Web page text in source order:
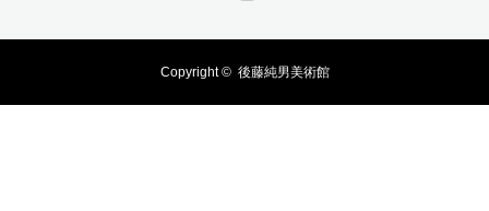
Copyright © 後藤純男美術館